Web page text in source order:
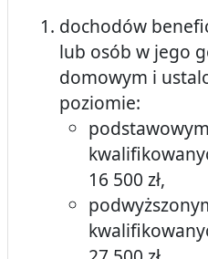
dochodów
lub osób w jego
domowym i
poziomie:
16 500 zł,